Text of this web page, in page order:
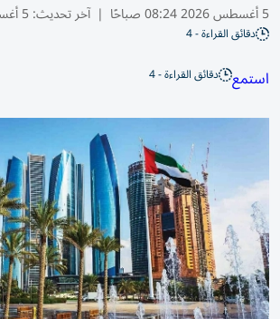
5 أغسطس 2026 08:24 صباحًا | آخر تحديث:5 أغسطس 12:48 2026
دقائق القراءة - 4
استمع دقائق القراءة - 4